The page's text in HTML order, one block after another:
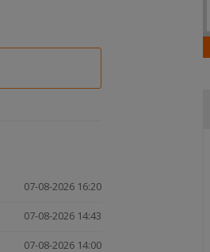
07-08-2026 16:20
07-08-2026 14:43
07-08-2026 14:00